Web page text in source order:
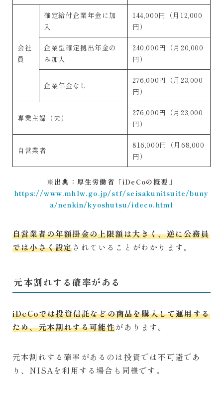
会社
員
確定給付企業年金に加
入
144,000円（月12,000
円）
企業型確定拠出年金の
み加入
240,000円（月20,000
円）
企業年金なし
276,000円（月23,000
円）
専業主婦（夫）
276,000円（月23,000
円）
自営業者
816,000円（月68,000
円）
※出典：厚生労働省「iDeCoの概要」
https://www.mhlw.go.jp/stf/seisakunitsuite/buny
a/nenkin/kyoshutsu/ideco.html
自営業者の年額掛金の上限額は大きく、逆に公務員
では小さく設定されていることがわかります。
元本割れする確率がある
iDeCoでは投資信託などの商品を購入して運用する
ため、元本割れする可能性があります。
元本割れする確率があるのは投資では不可避であ
り、NISAを利用する場合も同様です。